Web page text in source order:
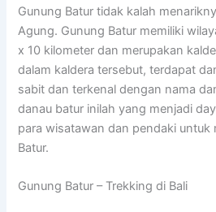
Gunung Batur tidak kalah
Agung. Gunung Batur memiliki
x 10 kilometer dan merupakan
dalam kaldera tersebut, terdapat
sabit dan terkenal dengan nama
danau batur inilah yang menjadi
para wisatawan dan pendaki untuk
Batur.
Gunung Batur – Trekking di Bali